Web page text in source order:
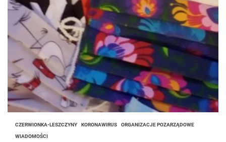
CZERWIONKA-LESZCZYNY KORONAWIRUS ORGANIZACJE POZARZĄDOWE
WIADOMOŚCI